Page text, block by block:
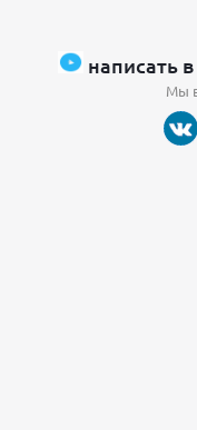
написать
Мы